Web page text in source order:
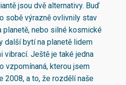
jsou dvě alternativy. Buď
sobě výrazně ovlivnily stav
planetě, nebo silné kosmické
další bytí na planetě lidem
vibrací. Ještě je také jedna
vzpomínaná, kterou jsem
2008, a to, že rozdělí naše